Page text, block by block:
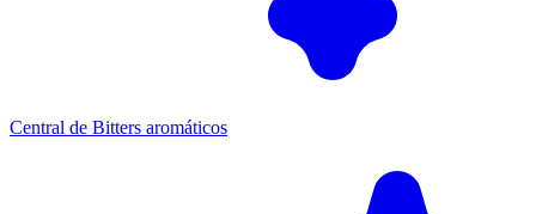
Central de Bitters aromáticos